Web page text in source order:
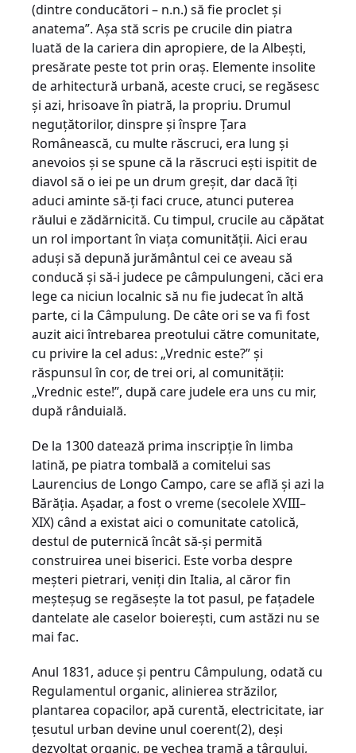
(dintre conducători – n.n.) să fie proclet şi
anatema”. Aşa stă scris pe crucile din piatra
luată de la cariera din apropiere, de la Albeşti,
presărate peste tot prin oraş. Elemente insolite
de arhitectură urbană, aceste cruci, se regăsesc
şi azi, hrisoave în piatră, la propriu. Drumul
neguţătorilor, dinspre şi înspre Ţara
Românească, cu multe răscruci, era lung şi
anevoios şi se spune că la răscruci eşti ispitit de
diavol să o iei pe un drum greşit, dar dacă îţi
aduci aminte să-ţi faci cruce, atunci puterea
răului e zădărnicită. Cu timpul, crucile au căpătat
un rol important în viaţa comunităţii. Aici erau
aduşi să depună jurământul cei ce aveau să
conducă şi să-i judece pe câmpulungeni, căci era
lege ca niciun localnic să nu fie judecat în altă
parte, ci la Câmpulung. De câte ori se va fi fost
auzit aici întrebarea preotului către comunitate,
cu privire la cel adus: „Vrednic este?” şi
răspunsul în cor, de trei ori, al comunităţii:
„Vrednic este!”, după care judele era uns cu mir,
după rânduială.
De la 1300 datează prima inscripţie în limba
latină, pe piatra tombală a comitelui sas
Laurencius de Longo Campo, care se află şi azi la
Bărăţia. Aşadar, a fost o vreme (secolele XVIII–
XIX) când a existat aici o comunitate catolică,
destul de puternică încât să-şi permită
construirea unei biserici. Este vorba despre
meşteri pietrari, veniţi din Italia, al căror fin
meşteşug se regăseşte la tot pasul, pe faţadele
dantelate ale caselor boiereşti, cum astăzi nu se
mai fac.
Anul 1831, aduce şi pentru Câmpulung, odată cu
Regulamentul organic, alinierea străzilor,
plantarea copacilor, apă curentă, electricitate, iar
ţesutul urban devine unul coerent(2), deşi
dezvoltat organic, pe vechea tramă a târgului,